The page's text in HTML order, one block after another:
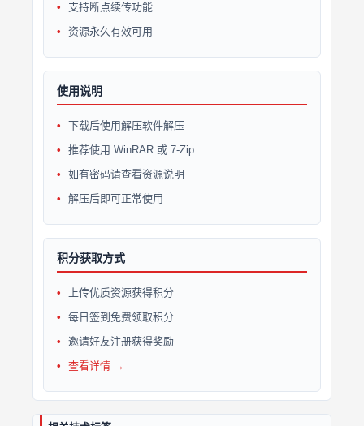
支持断点续传功能
资源永久有效可用
使用说明
下载后使用解压软件解压
推荐使用 WinRAR 或 7-Zip
如有密码请查看资源说明
解压后即可正常使用
积分获取方式
上传优质资源获得积分
每日签到免费领取积分
邀请好友注册获得奖励
查看详情 →